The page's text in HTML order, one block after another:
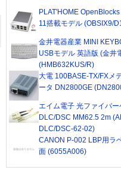
PLAT'HOME
11搭載モデル (OBSIX9/
金井電器産業 MINI
USBモデル 英語版 (金井
(HMB632KUS/R)
大電 100BASE-TX/FXメ
ータ DN2800GE
エイム電子 光ファイバ
DLC/DSC MM62.5 2m
DLC/DSC-62-02)
CANON P-002 LBP用ラ
面 (6055A006)